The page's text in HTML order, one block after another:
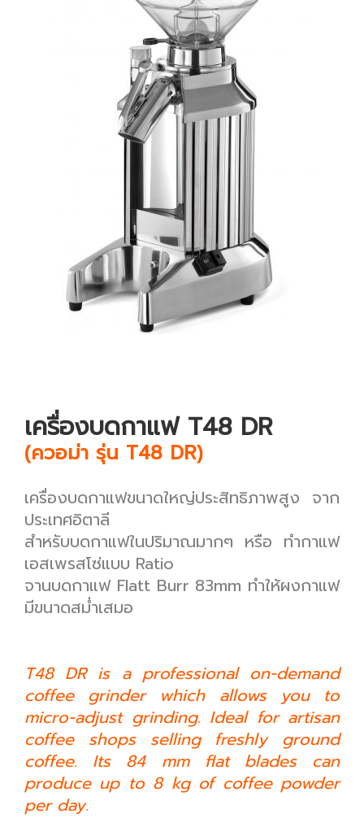
เครื่องบดกาแฟ T48 DR
(ควอม่า รุ่น T48 DR)
เครื่องบดกาแฟขนาดใหญ่ประสิทธิภาพสูง จาก
ประเทศอิตาลี
สำหรับบดกาแฟในปริมาณมากๆ หรือ ทำกาแฟ
เอสเพรสโซ่แบบ Ratio
จานบดกาแฟ Flatt Burr 83mm ทำให้ผงกาแฟ
มีขนาดสม่ำเสมอ
T48 DR is a professional on-demand
coffee grinder which allows you to
micro-adjust grinding. Ideal for artisan
coffee shops selling freshly ground
coffee. Its 84 mm flat blades can
produce up to 8 kg of coffee powder
per day.